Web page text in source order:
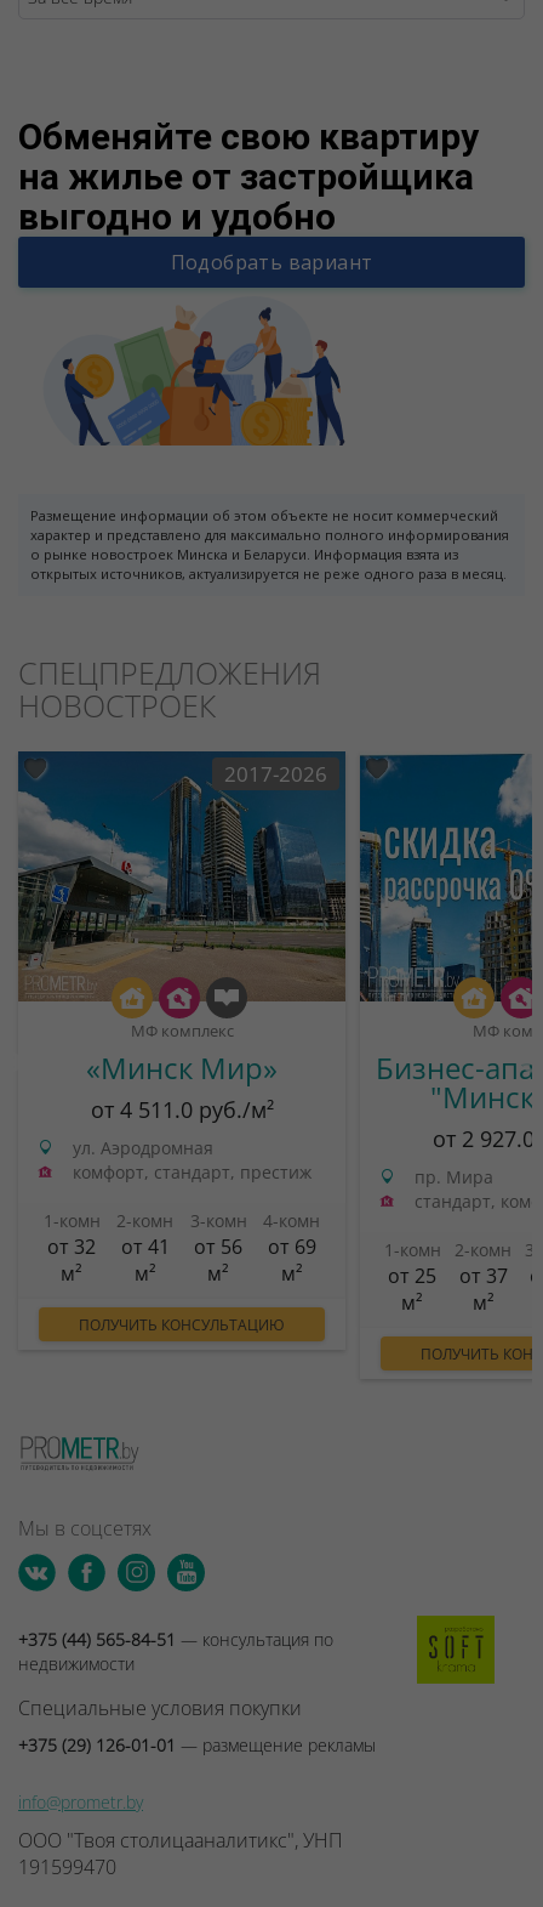
Обменяйте свою квартиру
на жилье от застройщика
выгодно и удобно
Подобрать вариант
Размещение информации об этом объекте не носит коммерческий
характер и представлено для максимально полного информирования
о рынке новостроек Минска и Беларуси. Информация взята из
открытых источников, актуализируется не реже одного раза в месяц.
СПЕЦПРЕДЛОЖЕНИЯ
НОВОСТРОЕК
2017-2026
МФ комплекс
«Минск Мир»
от 4 511.0 руб./м²
ул. Аэродромная
комфорт, стандарт, престиж
1-комн
от 32
м²
2-комн
от 41
м²
3-комн
от 56
м²
4-комн
от 69
м²
ПОЛУЧИТЬ КОНСУЛЬТАЦИЮ
МФ
Бизнес-
от 2
пр. Мира
стандарт,
1-комн
от 25
м²
2-комн
от 37
м²
ПОЛУЧИТЬ
Мы в соцсетях
+375 (44) 565-84-51 — консультация по
недвижимости
Специальные условия покупки
+375 (29) 126-01-01 — размещение рекламы
info@prometr.by
ООО "Твоя столицааналитикс", УНП
191599470